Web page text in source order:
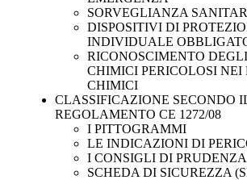
SORVEGLIANZA
DISPOSITIVI DI
INDIVIDUALE
RICONOSCIMENTO
CHIMICI PERICOLOSI NEI
CHIMICI
CLASSIFICAZIONE SECONDO
REGOLAMENTO CE 1272/08
I PITTOGRAMMI
LE INDICAZIONI DI
I CONSIGLI DI PRUDENZA
SCHEDA DI SICUREZZA